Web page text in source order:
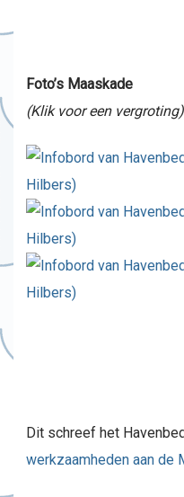
Foto’s Maaskade
(Klik voor een vergroting)
Dit schreef het
werkzaamheden aan de